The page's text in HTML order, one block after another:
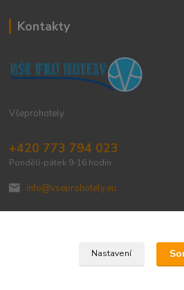
Kontakty
Všeprohotely
+420 773 794 023
Pondělí-pátek 9-16 hodin
info@vseprohotely.eu
Upravit sběr
Nastavení